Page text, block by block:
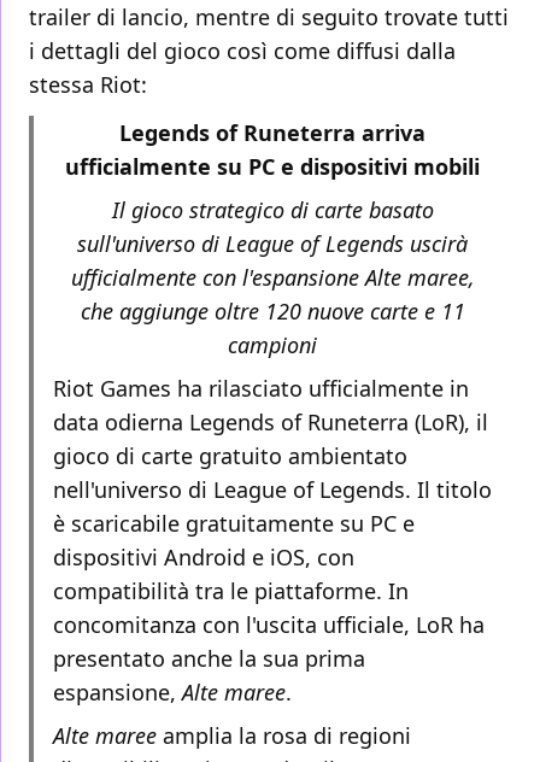
trailer di lancio, mentre di seguito trovate tutti
i dettagli del gioco così come diffusi dalla
stessa Riot:
Legends of Runeterra arriva
ufficialmente su PC e dispositivi mobili
Il gioco strategico di carte basato
sull'universo di League of Legends uscirà
ufficialmente con l'espansione Alte maree,
che aggiunge oltre 120 nuove carte e 11
campioni
Riot Games ha rilasciato ufficialmente in
data odierna Legends of Runeterra (LoR), il
gioco di carte gratuito ambientato
nell'universo di League of Legends. Il titolo
è scaricabile gratuitamente su PC e
dispositivi Android e iOS, con
compatibilità tra le piattaforme. In
concomitanza con l'uscita ufficiale, LoR ha
presentato anche la sua prima
espansione,Alte maree.
Alte maree amplia la rosa di regioni